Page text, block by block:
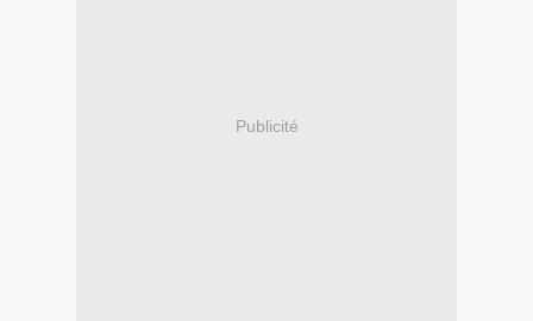
Publicité